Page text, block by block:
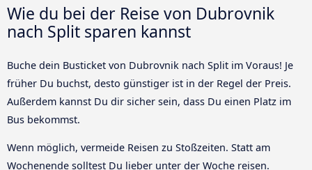
Wie du bei der Reise von Dubrovnik
nach Split sparen kannst
Buche dein Busticket von Dubrovnik nach Split im Voraus! Je
früher Du buchst, desto günstiger ist in der Regel der Preis.
Außerdem kannst Du dir sicher sein, dass Du einen Platz im
Bus bekommst.
Wenn möglich, vermeide Reisen zu Stoßzeiten. Statt am
Wochenende solltest Du lieber unter der Woche reisen.